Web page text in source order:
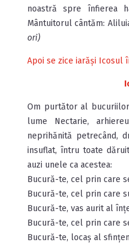
noastră spre înfierea
Mântuitorul cântăm:
ori)
Apoi se zice iarăși Icosul
Om purtător al
lume Nectarie,
neprihănită petrecând,
insuflat, întru toate
auzi unele ca acestea:
Bucură-te, cel prin care
Bucură-te, cel prin care
Bucură-te, vas aurit al
Bucură-te, cel prin care
Bucură-te, locaș al